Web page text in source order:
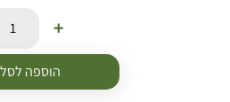
הוספה לסל